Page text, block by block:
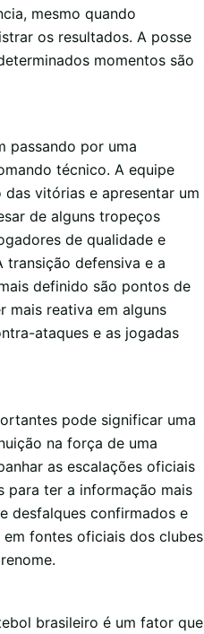
mesmo quando
os resultados. A posse
momentos são
passando por uma
técnico. A equipe
vitórias e apresentar um
de alguns tropeços
de qualidade e
transição defensiva e a
definido são pontos de
mais reativa em alguns
ataques e as jogadas
pode significar uma
na força de uma
as escalações oficiais
para ter a informação mais
desfalques confirmados e
fontes oficiais dos clubes
brasileiro é um fator que